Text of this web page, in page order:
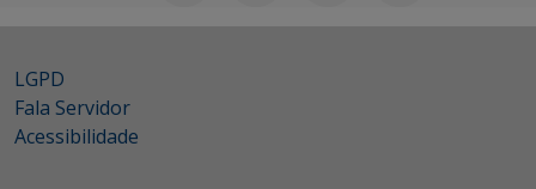
LGPD
Fala Servidor
Acessibilidade